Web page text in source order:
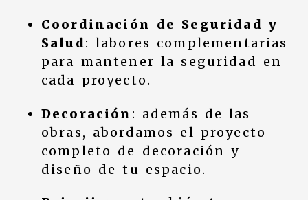
Coordinación de Seguridad y
Salud: labores complementarias
para mantener la seguridad en
cada proyecto.
Decoración : además de las
obras, abordamos el proyecto
completo de decoración y
diseño de tu espacio.